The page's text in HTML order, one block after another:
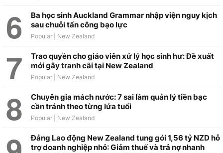
Ba học sinh Auckland Grammar nhập viện nguy kịch
sau chuỗi tấn công bạo lực
Trao quyền cho giáo viên xử lý học sinh hư: Đề xuất
mới gây tranh cãi tại New Zealand
Chuyên gia mách nước: 7 sai lầm quản lý tiền bạc
cần tránh theo từng lứa tuổi
Đảng Lao động New Zealand tung gói 1,56 tỷ NZD hỗ
trợ doanh nghiệp nhỏ: Giảm thuế và trả nợ nhanh